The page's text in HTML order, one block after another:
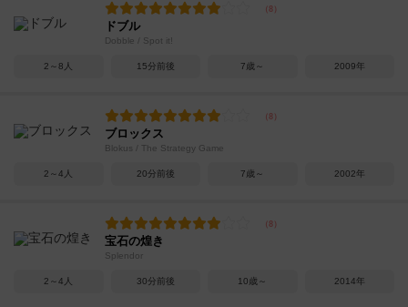
ドブル
Dobble / Spot it!
2～8人 15分前後 7歳～ 2009年
ブロックス
Blokus / The Strategy Game
2～4人 20分前後 7歳～ 2002年
宝石の煌き
Splendor
2～4人 30分前後 10歳～ 2014年